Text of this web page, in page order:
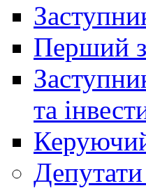
Перший
та
Депутати